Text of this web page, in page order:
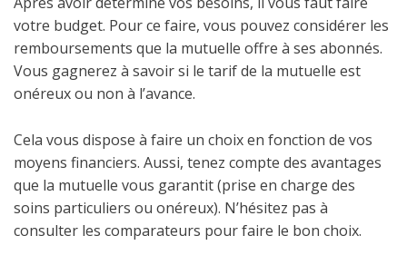
votre budget. Pour ce faire, vous pouvez considérer les
remboursements que la mutuelle offre à ses abonnés.
Vous gagnerez à savoir si le tarif de la mutuelle est
onéreux ou non à l’avance.
Cela vous dispose à faire un choix en fonction de vos
moyens financiers. Aussi, tenez compte des avantages
que la mutuelle vous garantit (prise en charge des
soins particuliers ou onéreux). N’hésitez pas à
consulter les comparateurs pour faire le bon choix.